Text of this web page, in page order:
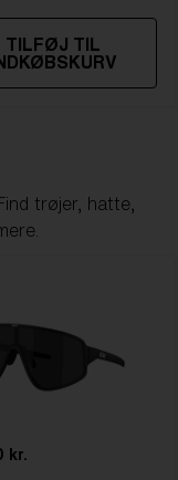
TILFØJ TIL
trøjer, hatte,
kr.